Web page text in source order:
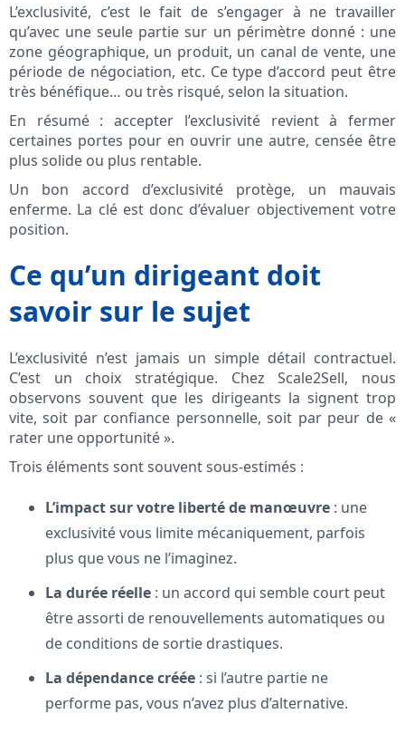
L’exclusivité, c’est le fait de s’engager à ne travailler
qu’avec une seule partie sur un périmètre donné : une
zone géographique, un produit, un canal de vente, une
période de négociation, etc. Ce type d’accord peut être
très bénéfique… ou très risqué, selon la situation.
En résumé : accepter l’exclusivité revient à fermer
certaines portes pour en ouvrir une autre, censée être
plus solide ou plus rentable.
Un bon accord d’exclusivité protège, un mauvais
enferme. La clé est donc d’évaluer objectivement votre
position.
Ce qu’un dirigeant doit
savoir sur le sujet
L’exclusivité n’est jamais un simple détail contractuel.
C’est un choix stratégique. Chez Scale2Sell, nous
observons souvent que les dirigeants la signent trop
vite, soit par confiance personnelle, soit par peur de «
rater une opportunité ».
Trois éléments sont souvent sous-estimés :
L’impact sur votre liberté de manœuvre : une
exclusivité vous limite mécaniquement, parfois
plus que vous ne l’imaginez.
La durée réelle : un accord qui semble court peut
être assorti de renouvellements automatiques ou
de conditions de sortie drastiques.
La dépendance créée : si l’autre partie ne
performe pas, vous n’avez plus d’alternative.